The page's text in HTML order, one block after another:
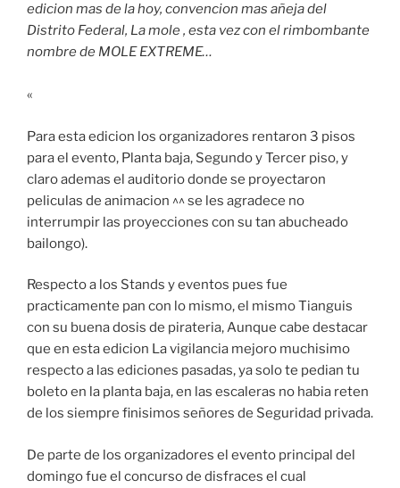
edicion mas de la hoy, convencion mas añeja del
Distrito Federal, La mole , esta vez con el rimbombante
nombre de MOLE EXTREME…
«
Para esta edicion los organizadores rentaron 3 pisos
para el evento, Planta baja, Segundo y Tercer piso, y
claro ademas el auditorio donde se proyectaron
peliculas de animacion ^^ se les agradece no
interrumpir las proyecciones con su tan abucheado
bailongo).
Respecto a los Stands y eventos pues fue
practicamente pan con lo mismo, el mismo Tianguis
con su buena dosis de pirateria, Aunque cabe destacar
que en esta edicion La vigilancia mejoro muchisimo
respecto a las ediciones pasadas, ya solo te pedian tu
boleto en la planta baja, en las escaleras no habia reten
de los siempre finisimos señores de Seguridad privada.
De parte de los organizadores el evento principal del
domingo fue el concurso de disfraces el cual